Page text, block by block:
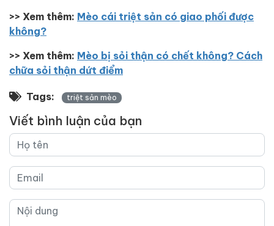
>> Xem thêm: Mèo cái triệt sản có giao phối được
không?
>> Xem thêm: Mèo bị sỏi thận có chết không? Cách
chữa sỏi thận dứt điểm
Tags: triệt sản mèo
Viết bình luận của bạn